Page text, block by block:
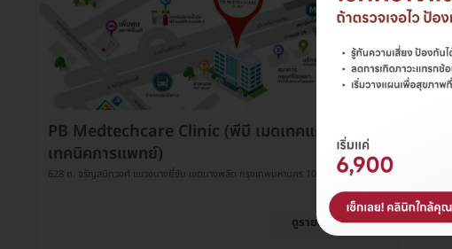
PB Medtechcare Clinic (พีบี เมดเทคแคร์ คลินิก
เทคนิคการแพทย์)
628 ถ. จรัญสนิทวงศ์ แขวงบางยี่ขัน เขตบางพลัด กรุงเทพมหานคร 10700
ดูรายละเอียด